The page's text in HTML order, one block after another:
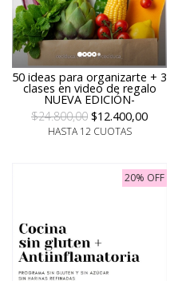
50 ideas para organizarte + 3
clases en video de regalo
NUEVA EDICIÓN-
$24.800,00 $12.400,00
HASTA 12 CUOTAS
20% OFF